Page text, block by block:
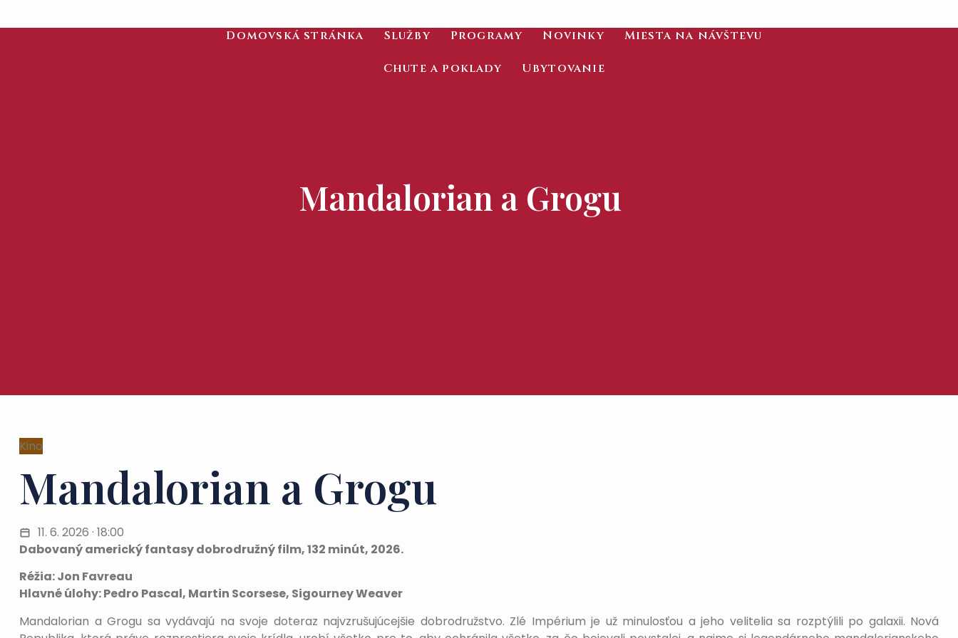
Domovská stránka Služby Programy Novinky Miesta na návštevu
Chute a poklady Ubytovanie
Mandalorian a Grogu
Kino
Mandalorian a Grogu
11. 6. 2026 · 18:00
Dabovaný americký fantasy dobrodružný film, 132 minút, 2026.
Réžia: Jon Favreau
Hlavné úlohy: Pedro Pascal, Martin Scorsese, Sigourney Weaver
Mandalorian a Grogu sa vydávajú na svoje doteraz najvzrušujúcejšie dobrodružstvo. Zlé Impérium je už minulosťou a jeho velitelia sa rozptýlili po galaxii. Nová